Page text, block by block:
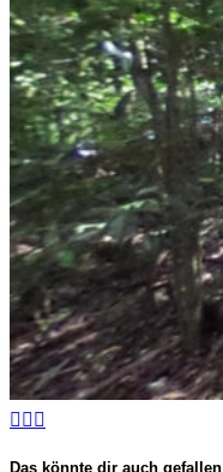
Das könnte dir auch gefallen